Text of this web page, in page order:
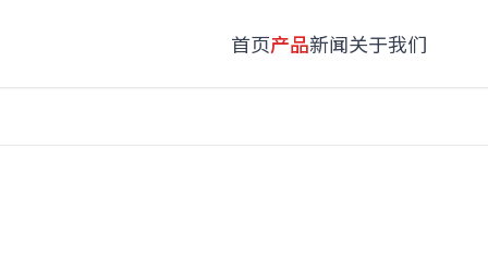
首页产品新闻关于我们